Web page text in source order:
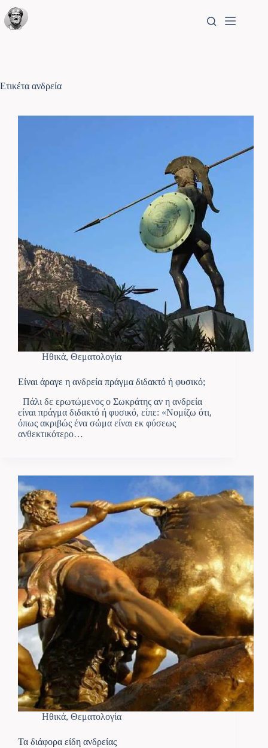
Ετικέτα ανδρεία
Ηθικά, Θεματολογία
Είναι άραγε η ανδρεία πράγμα διδακτό ή φυσικό;
Πάλι δε ερωτώμενος ο Σωκράτης αν η ανδρεία
είναι πράγμα διδακτό ή φυσικό, είπε: «Νομίζω ότι,
όπως ακριβώς ένα σώμα είναι εκ φύσεως
ανθεκτικότερο…
Ηθικά, Θεματολογία
Τα διάφορα είδη ανδρείας